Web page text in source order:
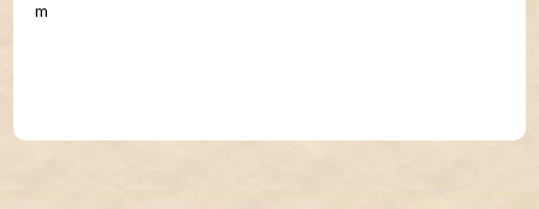
m